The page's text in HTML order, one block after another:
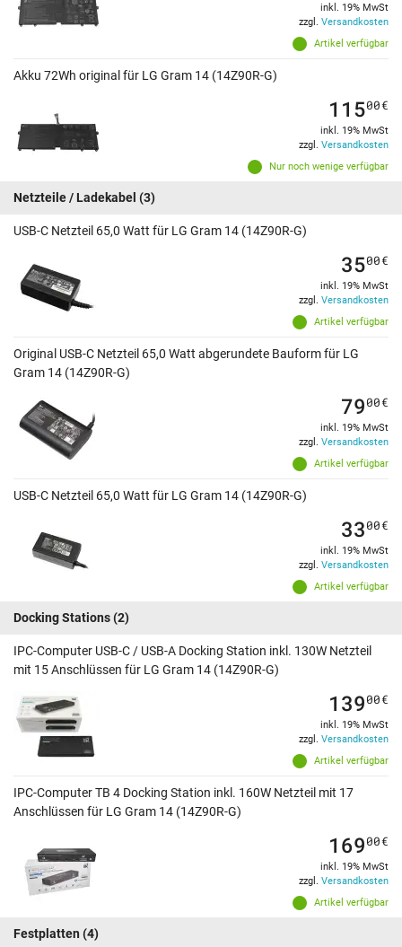
Artikel verfügbar
inkl. 19% MwSt
zzgl. Versandkosten
Akku 72Wh original für LG Gram 14 (14Z90R-G)
Nur noch wenige verfügbar
11500€
inkl. 19% MwSt
zzgl. Versandkosten
Netzteile / Ladekabel (3)
USB-C Netzteil 65,0 Watt für LG Gram 14 (14Z90R-G)
Artikel verfügbar
3500€
inkl. 19% MwSt
zzgl. Versandkosten
Original USB-C Netzteil 65,0 Watt abgerundete Bauform für LG
Gram 14 (14Z90R-G)
Artikel verfügbar
7900€
inkl. 19% MwSt
zzgl. Versandkosten
USB-C Netzteil 65,0 Watt für LG Gram 14 (14Z90R-G)
Artikel verfügbar
3300€
inkl. 19% MwSt
zzgl. Versandkosten
Docking Stations(2)
IPC-Computer USB-C / USB-A Docking Station inkl. 130W Netzteil
mit 15 Anschlüssen für LG Gram 14 (14Z90R-G)
Artikel verfügbar
13900€
inkl. 19% MwSt
zzgl. Versandkosten
IPC-Computer TB 4 Docking Station inkl. 160W Netzteil mit 17
Anschlüssen für LG Gram 14 (14Z90R-G)
Artikel verfügbar
16900€
inkl. 19% MwSt
zzgl. Versandkosten
Festplatten (4)